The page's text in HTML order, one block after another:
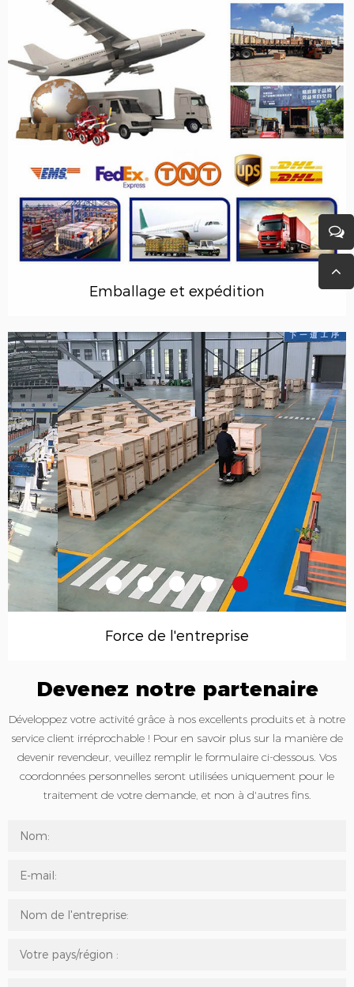
Emballage et expédition
Force de l'entreprise
Devenez notre partenaire
Développez votre activité grâce à nos excellents produits et à notre
service client irréprochable ! Pour en savoir plus sur la manière de
devenir revendeur, veuillez remplir le formulaire ci-dessous. Vos
coordonnées personnelles seront utilisées uniquement pour le
traitement de votre demande, et non à d'autres fins.